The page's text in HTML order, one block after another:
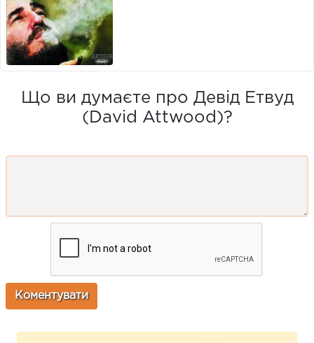
Що ви думаєте про Девід Етвуд
(David Attwood)?